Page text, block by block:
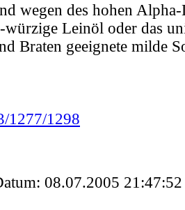
wegen des hohen
würzige Leinöl oder das
Braten geeignete milde
1277/1298
08.07.2005 21:47:52